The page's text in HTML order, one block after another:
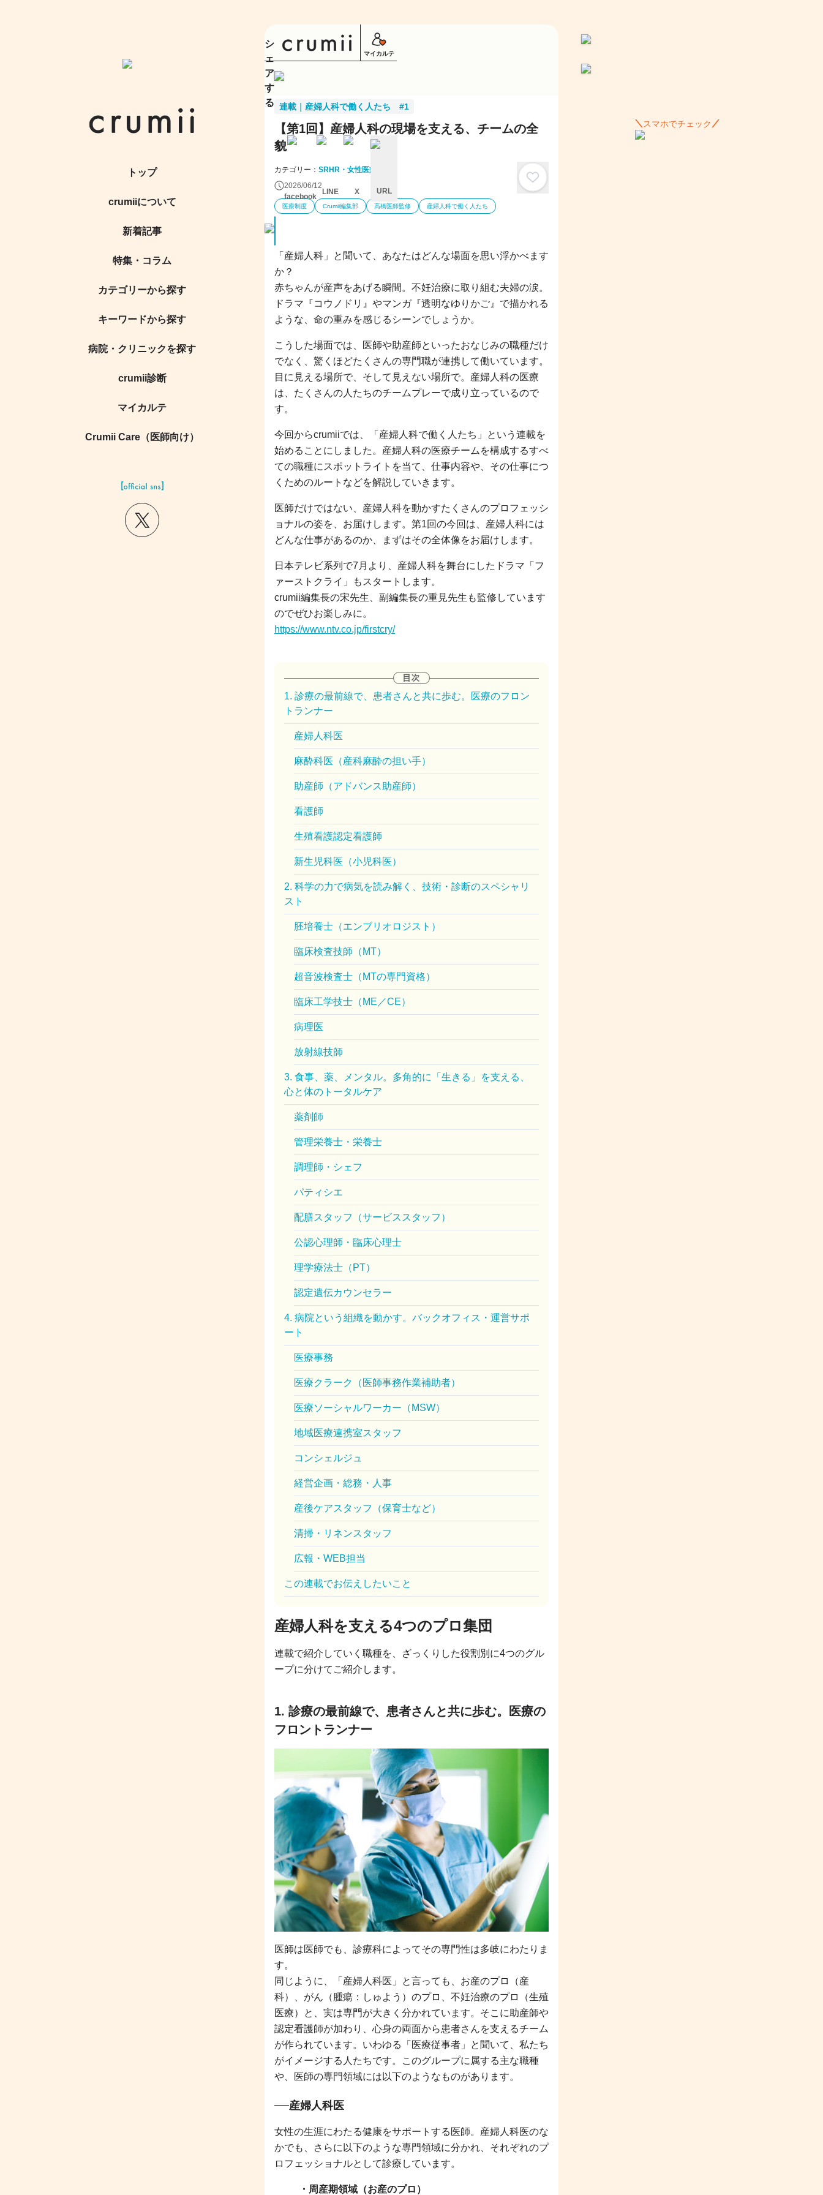
トップ
crumiiについて
新着記事
特集・コラム
カテゴリーから探す
キーワードから探す
病院・クリニックを探す
crumii診断
マイカルテ
Crumii Care（医師向け）
マイカルテ
連載｜産婦人科で働く人たち #1
【第1回】産婦人科の現場を支える、チームの全
貌
カテゴリー： SRHR・女性医療
2026/06/12
医療制度 Crumii編集部 高橋医師監修 産婦人科で働く人たち
「産婦人科」と聞いて、あなたはどんな場面を思い浮かべます
か？
赤ちゃんが産声をあげる瞬間。不妊治療に取り組む夫婦の涙。
ドラマ『コウノドリ』やマンガ『透明なゆりかご』で描かれる
ような、命の重みを感じるシーンでしょうか。
こうした場面では、医師や助産師といったおなじみの職種だけ
でなく、驚くほどたくさんの専門職が連携して働いています。
目に見える場所で、そして見えない場所で。産婦人科の医療
は、たくさんの人たちのチームプレーで成り立っているので
す。
今回からcrumiiでは、「産婦人科で働く人たち」という連載を
始めることにしました。産婦人科の医療チームを構成するすべ
ての職種にスポットライトを当て、仕事内容や、その仕事につ
くためのルートなどを解説していきます。
医師だけではない、産婦人科を動かすたくさんのプロフェッシ
ョナルの姿を、お届けします。第1回の今回は、産婦人科には
どんな仕事があるのか、まずはその全体像をお届けします。
日本テレビ系列で7月より、 産婦人科を舞台にしたドラマ「フ
ァーストクライ」
もスタートします。
crumii編集長の宋先生、副編集長の重見先生も監修しています
のでぜひお楽しみに。
https://www.ntv.co.jp/firstcry/
1. 診療の最前線で、患者さんと共に歩む。医療のフロン
トランナー
産婦人科医
麻酔科医（産科麻酔の担い手）
助産師（アドバンス助産師）
看護師
生殖看護認定看護師
新生児科医（小児科医）
2. 科学の力で病気を読み解く、技術・診断のスペシャリ
スト
胚培養士（エンブリオロジスト）
臨床検査技師（MT）
超音波検査士（MTの専門資格）
臨床工学技士（ME／CE）
病理医
放射線技師
3. 食事、薬、メンタル。多角的に「生きる」を支える、
心と体のトータルケア
薬剤師
管理栄養士・栄養士
調理師・シェフ
パティシエ
配膳スタッフ（サービススタッフ）
公認心理師・臨床心理士
理学療法士（PT）
認定遺伝カウンセラー
4. 病院という組織を動かす。バックオフィス・運営サポ
ート
医療事務
医療クラーク（医師事務作業補助者）
医療ソーシャルワーカー（MSW）
地域医療連携室スタッフ
コンシェルジュ
経営企画・総務・人事
産後ケアスタッフ（保育士など）
清掃・リネンスタッフ
広報・WEB担当
この連載でお伝えしたいこと
産婦人科を支える4つのプロ集団
連載で紹介していく職種を、ざっくりした役割別に4つのグル
ープに分けてご紹介します。
1. 診療の最前線で、患者さんと共に歩む。医療の
フロントランナー
医師は医師でも、診療科によってその専門性は多岐にわたりま
す。
同じように、「産婦人科医」と言っても、お産のプロ（産
科）、がん（腫瘍：しゅよう）のプロ、不妊治療のプロ（生殖
医療）と、実は専門が大きく分かれています。そこに助産師や
認定看護師が加わり、心身の両面から患者さんを支えるチーム
が作られています。いわゆる「医療従事者」と聞いて、私たち
がイメージする人たちです。このグループに属する主な職種
や、医師の専門領域には以下のようなものがあります。
産婦人科医
女性の生涯にわたる健康をサポートする医師。産婦人科医のな
かでも、さらに以下のような専門領域に分かれ、それぞれのプ
ロフェッショナルとして診療しています。
・周産期領域（お産のプロ）
シ
ェ
ア
す
る
facebook
LINE X URL
キ
ン
スマホでチェック